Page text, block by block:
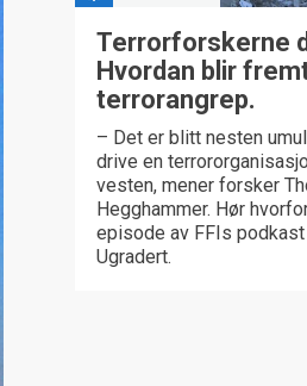
Terrorforskerne
Hvordan blir
terrorangrep.
– Det er blitt nesten
drive en
vesten, mener forsker
Hegghammer. Hør
episode av FFIs podkast
Ugradert.